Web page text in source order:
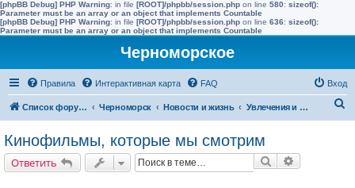
[phpBB Debug] PHP Warning: in file [ROOT]/phpbb/session.php on line 580: sizeof():
Parameter must be an array or an object that implements Countable
[phpBB Debug] PHP Warning: in file [ROOT]/phpbb/session.php on line 636: sizeof():
Parameter must be an array or an object that implements Countable
Черноморское
Правила Интерактивная карта FAQ Вход
Список форумов Черноморск Новости и жизнь Увлечения и интересы
Кинофильмы, которые мы смотрим
Ответить Поиск